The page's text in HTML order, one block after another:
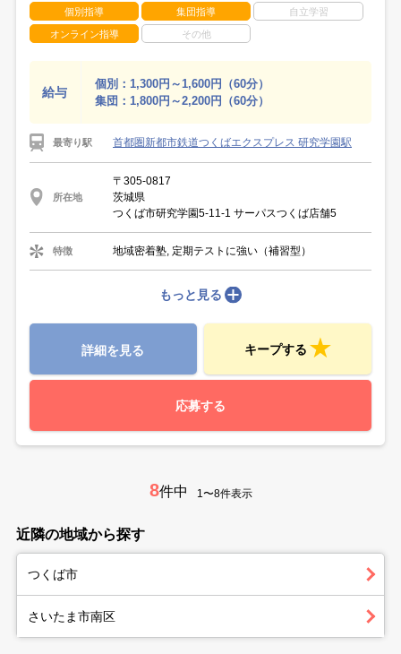
個別指導 集団指導 自立学習
オンライン指導 その他
給与
個別：1,300円～1,600円（60分）
集団：1,800円～2,200円（60分）
最寄り駅 首都圏新都市鉄道つくばエクスプレス 研究学園駅
所在地
〒305-0817
茨城県
つくば市研究学園5-11-1 サーパスつくば店舗5
特徴 地域密着塾, 定期テストに強い（補習型）
もっと見る
詳細を見る キープする
応募する
8件中 1〜8件表示
近隣の地域から探す
つくば市
さいたま市南区